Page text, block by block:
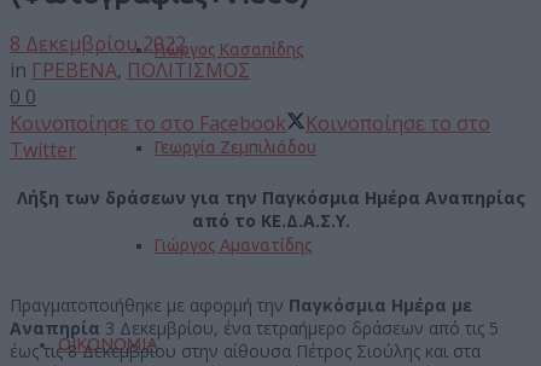
Γιώργος Κασαπίδης
Γεωργία Ζεμπιλιάδου
Γιώργος Αμανατίδης
ΟΙΚΟΝΟΜΙΑ
8 Δεκεμβρίου 2022
in ΓΡΕΒΕΝΑ, ΠΟΛΙΤΙΣΜΟΣ
0 0
Κοινοποίησε το στο Facebook
Κοινοποίησε το στο
Twitter
Λήξη των δράσεων για την Παγκόσμια Ημέρα Αναπηρίας
από το ΚΕ.Δ.Α.Σ.Υ.
Πραγματοποιήθηκε με αφορμή την Παγκόσμια Ημέρα με
Αναπηρία 3 Δεκεμβρίου, ένα τετραήμερο δράσεων από τις 5
έως τις 8 Δεκεμβρίου στην αίθουσα Πέτρος Σιούλης και στα